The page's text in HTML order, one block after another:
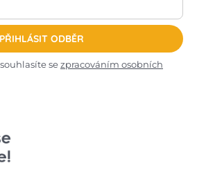
PŘIHLÁSIT ODBĚR
sezpracováním osobních